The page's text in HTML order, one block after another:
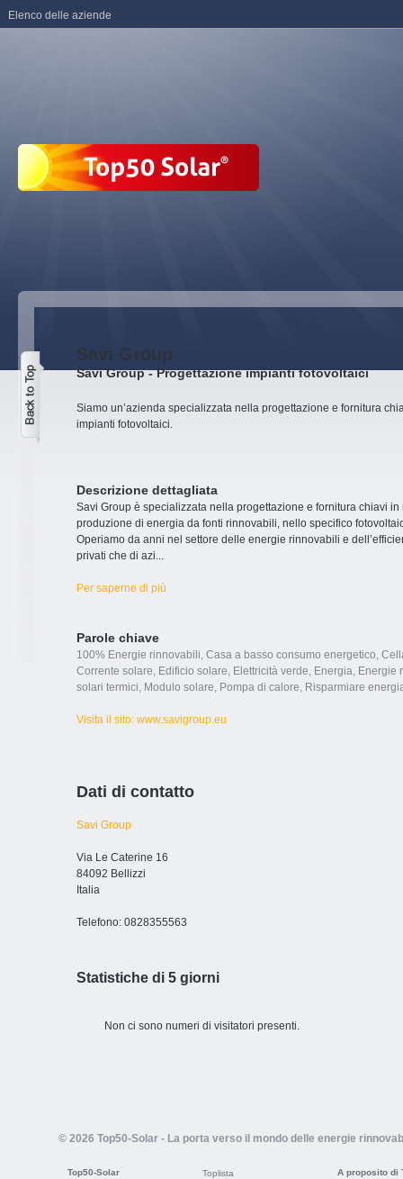
Savi Group
Savi Group - Progettazione impianti fotovoltaici
Siamo un’azienda specializzata nella progettazione e fornitura
impianti fotovoltaici.
Descrizione dettagliata
Savi Group è specializzata nella progettazione e fornitura chiavi
produzione di energia da fonti rinnovabili, nello specifico
Operiamo da anni nel settore delle energie rinnovabili e
privati che di azi...
Per saperne di più
Parole chiave
100% Energie rinnovabili, Casa a basso consumo energetico,
Corrente solare, Edificio solare, Elettricità verde, Energia, Energie
solari termici, Modulo solare, Pompa di calore, Risparmiare
Visita il sito: www.savigroup.eu
Dati di contatto
Savi Group
Via Le Caterine 16
84092 Bellizzi
Italia
Telefono: 0828355563
Statistiche di 5 giorni
Non ci sono numeri di visitatori presenti.
© 2026 Top50-Solar - La porta verso il mondo delle energie
Top50-Solar
Toplista
A proposito di
Elenco delle aziende